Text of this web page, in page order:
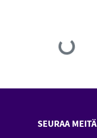
Loading...
SEURAA MEITÄ